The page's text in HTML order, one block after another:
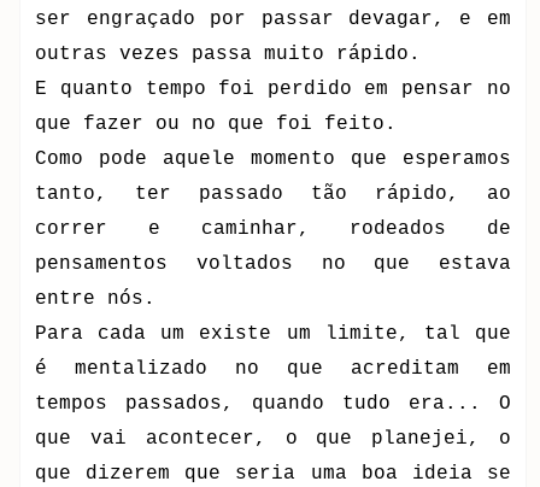
ser engraçado por passar devagar, e em
outras vezes passa muito rápido.
E quanto tempo foi perdido em pensar no
que fazer ou no que foi feito.
Como pode aquele momento que esperamos
tanto, ter passado tão rápido, ao
correr e caminhar, rodeados de
pensamentos voltados no que estava
entre nós.
Para cada um existe um limite, tal que
é mentalizado no que acreditam em
tempos passados, quando tudo era... O
que vai acontecer, o que planejei, o
que dizerem que seria uma boa ideia se